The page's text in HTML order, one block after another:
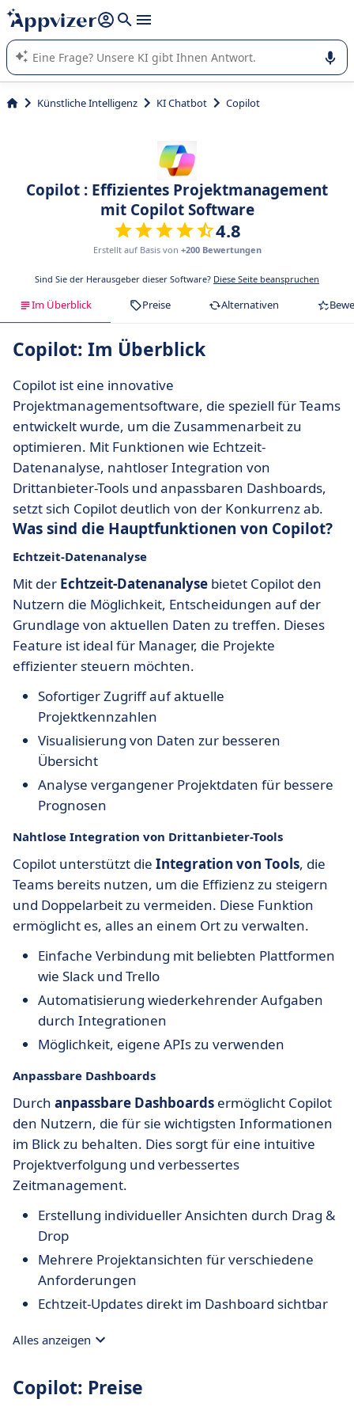
beantworten (mehrere Zeilen mit
Die KI von Appvizer führt Sie bei der Nutzung oder Auswahl
von SaaS-Software in Unternehmen.
Künstliche Intelligenz KI Chatbot Copilot
Copilot : Effizientes Projektmanagement
mit Copilot Software
4.8
Erstellt auf Basis von +200 Bewertungen
Sind Sie der Herausgeber dieser Software? Diese Seite beanspruchen
Im Überblick Preise Alternativen
Copilot: Im Überblick
Copilot ist eine innovative
Projektmanagementsoftware, die speziell für Teams
entwickelt wurde, um die Zusammenarbeit zu
optimieren. Mit Funktionen wie Echtzeit-
Datenanalyse, nahtloser Integration von
Drittanbieter-Tools und anpassbaren Dashboards,
setzt sich Copilot deutlich von der Konkurrenz ab.
Was sind die Hauptfunktionen von Copilot?
Echtzeit-Datenanalyse
Mit der Echtzeit-Datenanalyse bietet Copilot den
Nutzern die Möglichkeit, Entscheidungen auf der
Grundlage von aktuellen Daten zu treffen. Dieses
Feature ist ideal für Manager, die Projekte
effizienter steuern möchten.
Sofortiger Zugriff auf aktuelle
Projektkennzahlen
Visualisierung von Daten zur besseren
Übersicht
Analyse vergangener Projektdaten für bessere
Prognosen
Nahtlose Integration von Drittanbieter-Tools
Copilot unterstützt die Integration von Tools, die
Teams bereits nutzen, um die Effizienz zu steigern
und Doppelarbeit zu vermeiden. Diese Funktion
ermöglicht es, alles an einem Ort zu verwalten.
Einfache Verbindung mit beliebten Plattformen
wie Slack und Trello
Automatisierung wiederkehrender Aufgaben
durch Integrationen
Möglichkeit, eigene APIs zu verwenden
Anpassbare Dashboards
Durch anpassbare Dashboards ermöglicht Copilot
den Nutzern, die für sie wichtigsten Informationen
im Blick zu behalten. Dies sorgt für eine intuitive
Projektverfolgung und verbessertes
Zeitmanagement.
Erstellung individueller Ansichten durch Drag &
Drop
Mehrere Projektansichten für verschiedene
Anforderungen
Echtzeit-Updates direkt im Dashboard sichtbar
Alles anzeigen
Copilot: Preise